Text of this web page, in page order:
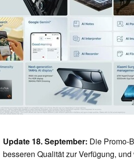
Update 18. September: Die Promo-
besseren Qualität zur Verfügung,